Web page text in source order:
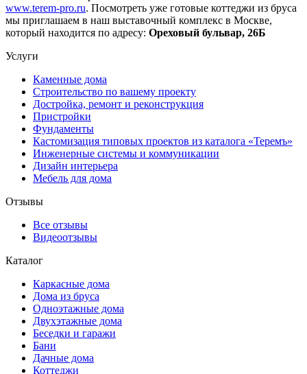
www.terem-pro.ru. Посмотреть уже готовые коттеджи из бруса
мы приглашаем в наш выставочный комплекс в Москве,
который находится по адресу: Ореховый бульвар, 26Б
Услуги
Каменные дома
Строительство по вашему проекту
Достройка, ремонт и реконструкция
Пристройки
Фундаменты
Кастомизация типовых проектов из каталога «Теремъ»
Инженерные системы и коммуникации
Дизайн интерьера
Мебель для дома
Отзывы
Все отзывы
Видеоотзывы
Каталог
Каркасные дома
Дома из бруса
Одноэтажные дома
Двухэтажные дома
Беседки и гаражи
Бани
Дачные дома
Коттеджи